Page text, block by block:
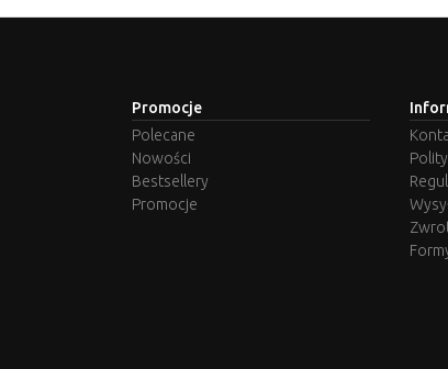
Promocje
Polecane
Nowości
Bestsellery
Promocje